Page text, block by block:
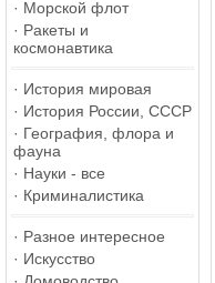
· Морской флот
· Ракеты и
космонавтика
· История мировая
· История России, СССР
· География, флора и
фауна
· Науки - все
· Криминалистика
· Разное интересное
· Искусство